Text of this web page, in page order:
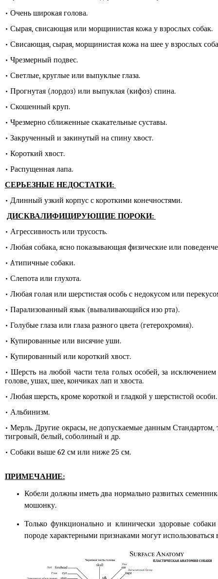
• Очень широкая голова.
• Сырая, свисающая или морщинистая кожа у взрослых собак.
• Свисающая, сырая, морщинистая кожа на шее у взрослых
• Чрезмерный подвес.
• Светлые, круглые или выпуклые глаза.
• Прогнутая (лордоз) или выпуклая (кифоз) спина.
• Скошенный круп.
• Чрезмерно сближенные скакательные суставы.
• Закрученный и закинутый на спину хвост.
• Короткий хвост.
• Распущенная лапа.
СЕРЬЕЗНЫЕ НЕДОСТАТКИ:
• Длинный узкий корпус с короткими конечностями.
ДИСКВАЛИФИЦИРУЮЩИЕ ПОРОКИ:
• Агрессивность или трусость.
• Любая собака, ясно показывающая физические или
• Aтипичные собаки.
• Слепота или глухота.
• Любая голая или шерстистая особь с недокусом или
• Парализованный язык (вываливающийся изо рта).
• Голубые глаза или глаза разного цвета (гетерохромия).
• Купированные или висячие уши.
• Купированный или короткий хвост.
• Шерсть на любой части тела голых особей, за исключением
голове, ушах, шее, кончиках лап и хвоста.
• Любая шерсть, кроме короткой и гладкой у шерстистой
• Альбинизм.
• Мерль. Другие окрасы, не допускаемые данным Стандартом,
тигровый, белый, соболиный и др.
• Собаки выше 62 см или ниже 25 см.
ПРИМЕЧАНИЕ:
Кобели должны иметь два нормально развитых
мошонку.
Только функционально и клинически здоровые
породе характерными признаками могут использоваться